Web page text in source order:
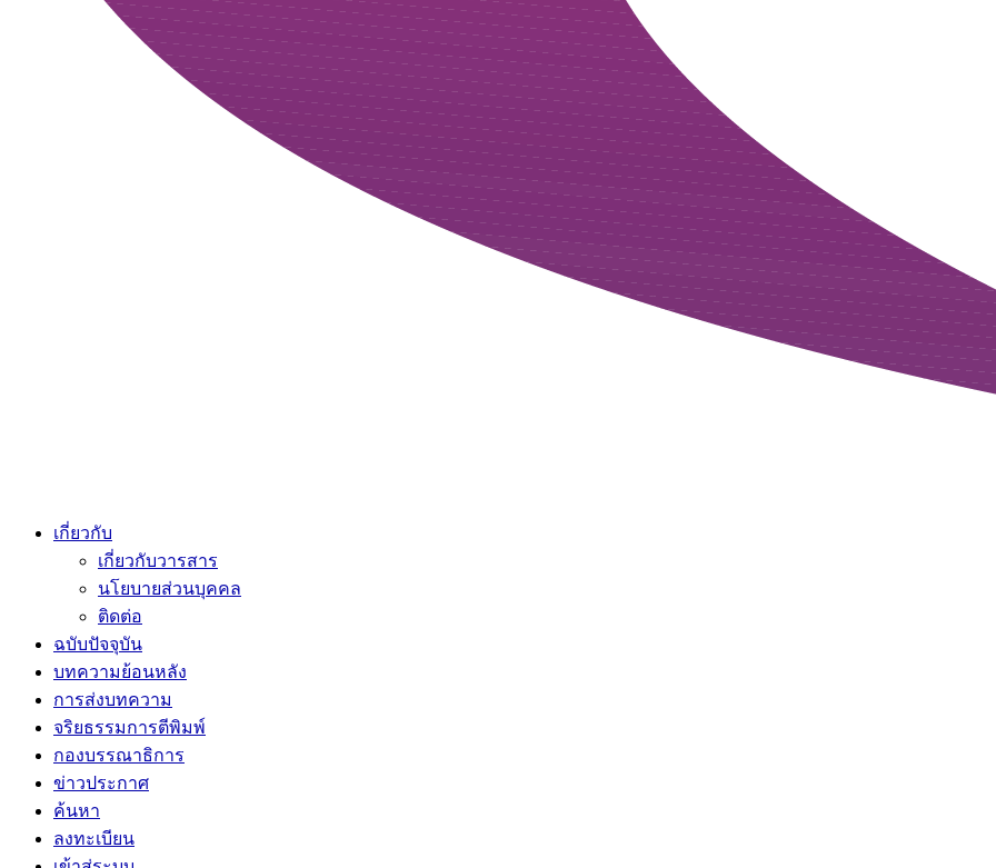
เกี่ยวกับ
เกี่ยวกับวารสาร
นโยบายส่วนบุคคล
ติดต่อ
ฉบับปัจจุบัน
บทความย้อนหลัง
การส่งบทความ
จริยธรรมการตีพิมพ์
กองบรรณาธิการ
ข่าวประกาศ
ค้นหา
ลงทะเบียน